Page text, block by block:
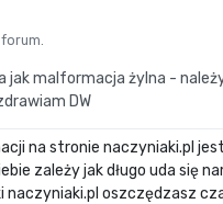
jak malformacja żylna -
DW
na stronie naczyniaki.pl
zależy jak długo uda się
naczyniaki.pl oszczędzasz